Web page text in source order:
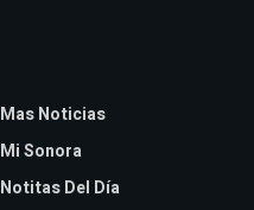
Mas Noticias
Mi Sonora
Notitas Del Día